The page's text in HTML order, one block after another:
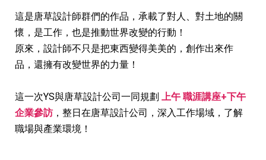
這是唐草設計師群們的作品，承載了對人、對土地的關
懷，是工作， 也是推動世界改變的行動！
原來，設計師不只是把東西變得美美的，創作出來作
品， 還擁有改變世界的力量！
這一次YS與唐草設計公司一同規劃 上午 職涯講座+下午
企業參訪 ，整日在唐草設計公司，深入工作場域， 了解
職場與產業環境！